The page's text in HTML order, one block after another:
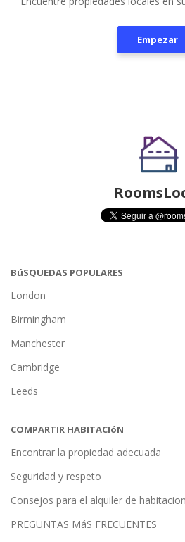
Empezar
BúSQUEDAS POPULARES
London
Birmingham
Manchester
Cambridge
Leeds
COMPARTIR HABITACIóN
Encontrar la propiedad adecuada
Seguridad y respeto
Consejos para el alquiler de
PREGUNTAS MáS FRECUENTES